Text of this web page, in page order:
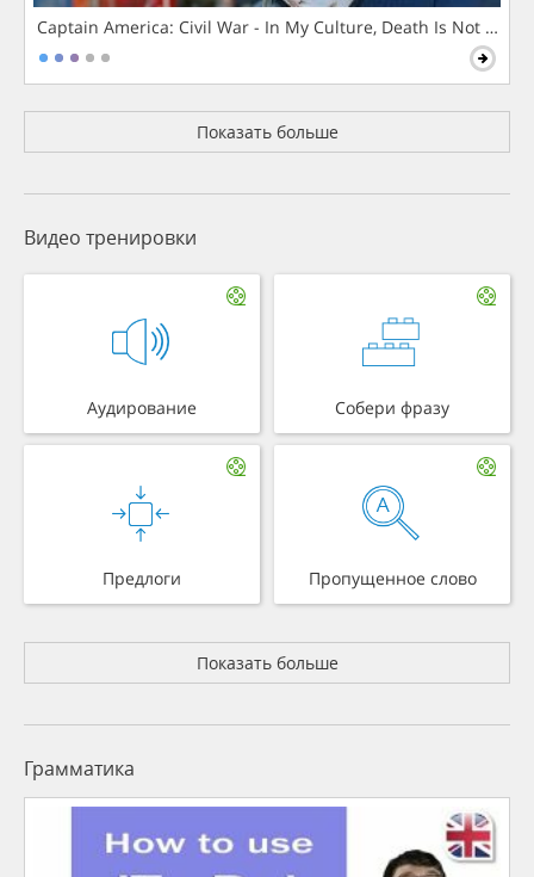
Captain America: Civil War - In My Culture, Death Is Not The
Показать больше
Видео тренировки
Аудирование Собери фразу
Предлоги Пропущенное слово
Показать больше
Грамматика